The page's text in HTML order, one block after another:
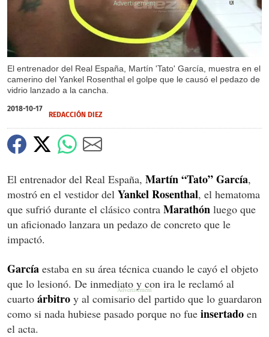
El entrenador del Real España, Martín 'Tato' García, muestra en el
camerino del Yankel Rosenthal el golpe que le causó el pedazo de
vidrio lanzado a la cancha.
X
X
2018-10-17
REDACCIÓN DIEZ
El entrenador del Real España, Martín “Tato” García,
mostró en el vestidor del Yankel Rosenthal, el hematoma
que sufrió durante el clásico contra Marathón luego que
un aficionado lanzara un pedazo de concreto que le
impactó.
García estaba en su área técnica cuando le cayó el objeto
que lo lesionó. De inmediato y con ira le reclamó al
cuarto árbitro y al comisario del partido que lo guardaron
como si nada hubiese pasado porque no fue insertado en
el acta.